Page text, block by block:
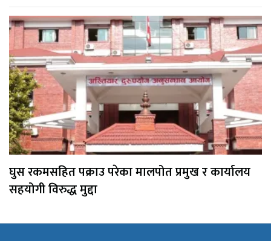
घुस रकमसहित पक्राउ परेका मालपोत प्रमुख र कार्यालय
सहयोगी विरुद्ध मुद्दा